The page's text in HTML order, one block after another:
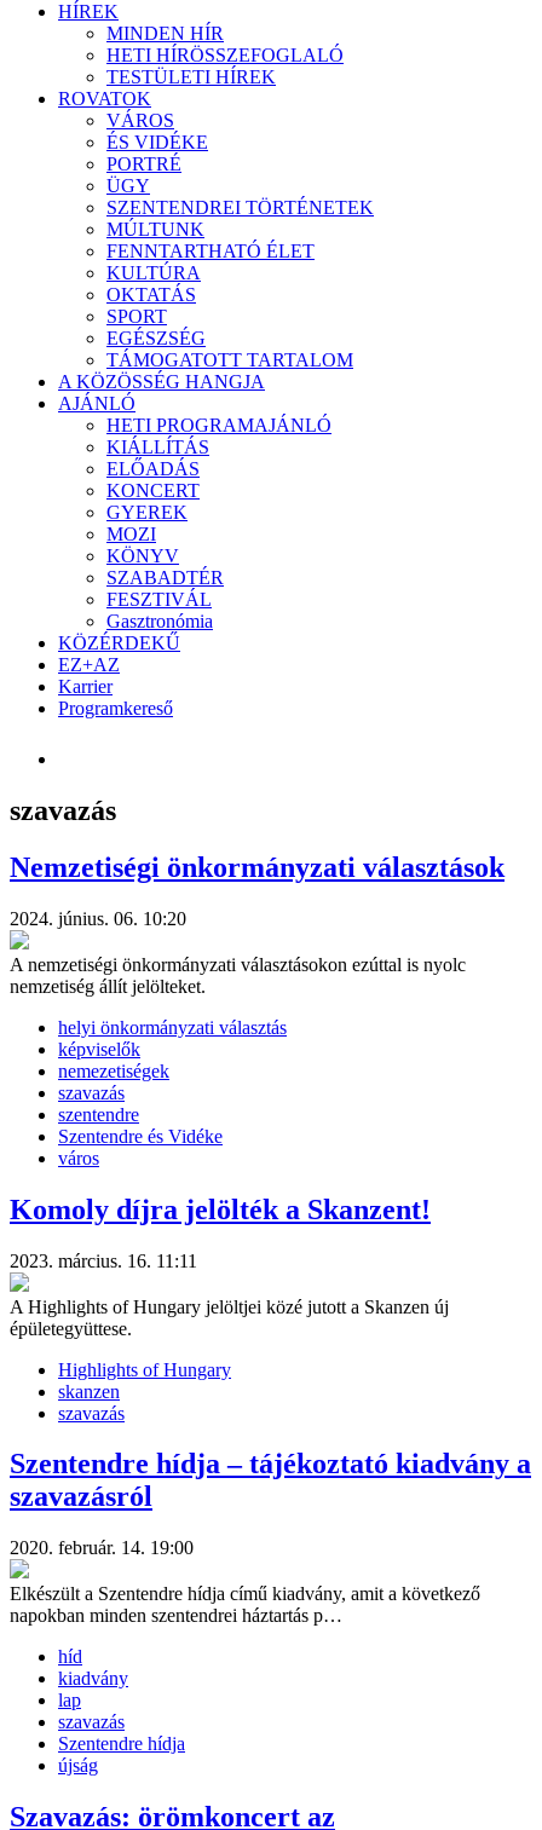
HÍREK
MINDEN HÍR
HETI HÍRÖSSZEFOGLALÓ
TESTÜLETI HÍREK
ROVATOK
VÁROS
ÉS VIDÉKE
PORTRÉ
ÜGY
SZENTENDREI TÖRTÉNETEK
MÚLTUNK
FENNTARTHATÓ ÉLET
KULTÚRA
OKTATÁS
SPORT
EGÉSZSÉG
TÁMOGATOTT TARTALOM
A KÖZÖSSÉG HANGJA
AJÁNLÓ
HETI PROGRAMAJÁNLÓ
KIÁLLÍTÁS
ELŐADÁS
KONCERT
GYEREK
MOZI
KÖNYV
SZABADTÉR
FESZTIVÁL
Gasztronómia
KÖZÉRDEKŰ
EZ+AZ
Karrier
Programkereső
szavazás
Nemzetiségi önkormányzati választások
2024. június. 06. 10:20
A nemzetiségi önkormányzati választásokon ezúttal is nyolc
nemzetiség állít jelölteket.
helyi önkormányzati választás
képviselők
nemezetiségek
szavazás
szentendre
Szentendre és Vidéke
város
Komoly díjra jelölték a Skanzent!
2023. március. 16. 11:11
A Highlights of Hungary jelöltjei közé jutott a Skanzen új
épületegyüttese.
Highlights of Hungary
skanzen
szavazás
Szentendre hídja – tájékoztató kiadvány a
szavazásról
2020. február. 14. 19:00
Elkészült a Szentendre hídja című kiadvány, amit a következő
napokban minden szentendrei háztartás p…
híd
kiadvány
lap
szavazás
Szentendre hídja
újság
Szavazás: örömkoncert az